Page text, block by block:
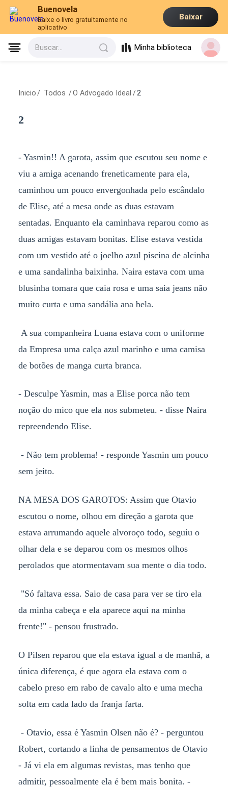
Buenovela
Baixe o livro gratuitamente no
aplicativo
Baixar
Buscar... Minha biblioteca
Inicio / Todos /O Advogado Ideal / 2
2
- Yasmin!! A garota, assim que escutou seu nome e
viu a amiga acenando freneticamente para ela,
caminhou um pouco envergonhada pelo escândalo
de Elise, até a mesa onde as duas estavam
sentadas. Enquanto ela caminhava reparou como as
duas amigas estavam bonitas. Elise estava vestida
com um vestido até o joelho azul piscina de alcinha
e uma sandalinha baixinha. Naira estava com uma
blusinha tomara que caia rosa e uma saia jeans não
muito curta e uma sandália ana bela.
A sua companheira Luana estava com o uniforme
da Empresa uma calça azul marinho e uma camisa
de botões de manga curta branca.
- Desculpe Yasmin, mas a Elise porca não tem
noção do mico que ela nos submeteu. - disse Naira
repreendendo Elise.
- Não tem problema! - responde Yasmin um pouco
sem jeito.
NA MESA DOS GAROTOS: Assim que Otavio
escutou o nome, olhou em direção a garota que
estava arrumando aquele alvoroço todo, seguiu o
olhar dela e se deparou com os mesmos olhos
perolados que atormentavam sua mente o dia todo.
"Só faltava essa. Saio de casa para ver se tiro ela
da minha cabeça e ela aparece aqui na minha
frente!" - pensou frustrado.
O Pilsen reparou que ela estava igual a de manhã, a
única diferença, é que agora ela estava com o
cabelo preso em rabo de cavalo alto e uma mecha
solta em cada lado da franja farta.
- Otavio, essa é Yasmin Olsen não é? - perguntou
Robert, cortando a linha de pensamentos de Otavio
- Já vi ela em algumas revistas, mas tenho que
admitir, pessoalmente ela é bem mais bonita. -